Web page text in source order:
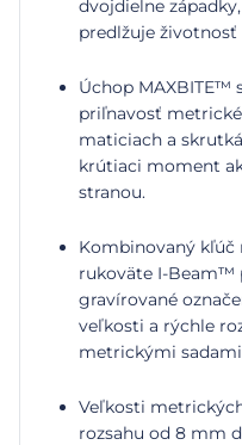
dvojdielne
predlžuje životnosť
Úchop MAXBITE™
priľnavosť
maticiach a
krútiaci moment
stranou.
Kombinovaný
rukoväte I-Beam™
gravírované
veľkosti a rýchle
metrickými
Veľkosti
rozsahu od 8 mm